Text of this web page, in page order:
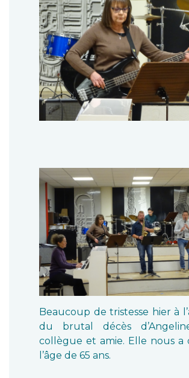
Beaucoup de tristesse hier à
du brutal décès
collègue et amie. Elle nous a
l’âge de 65 ans.